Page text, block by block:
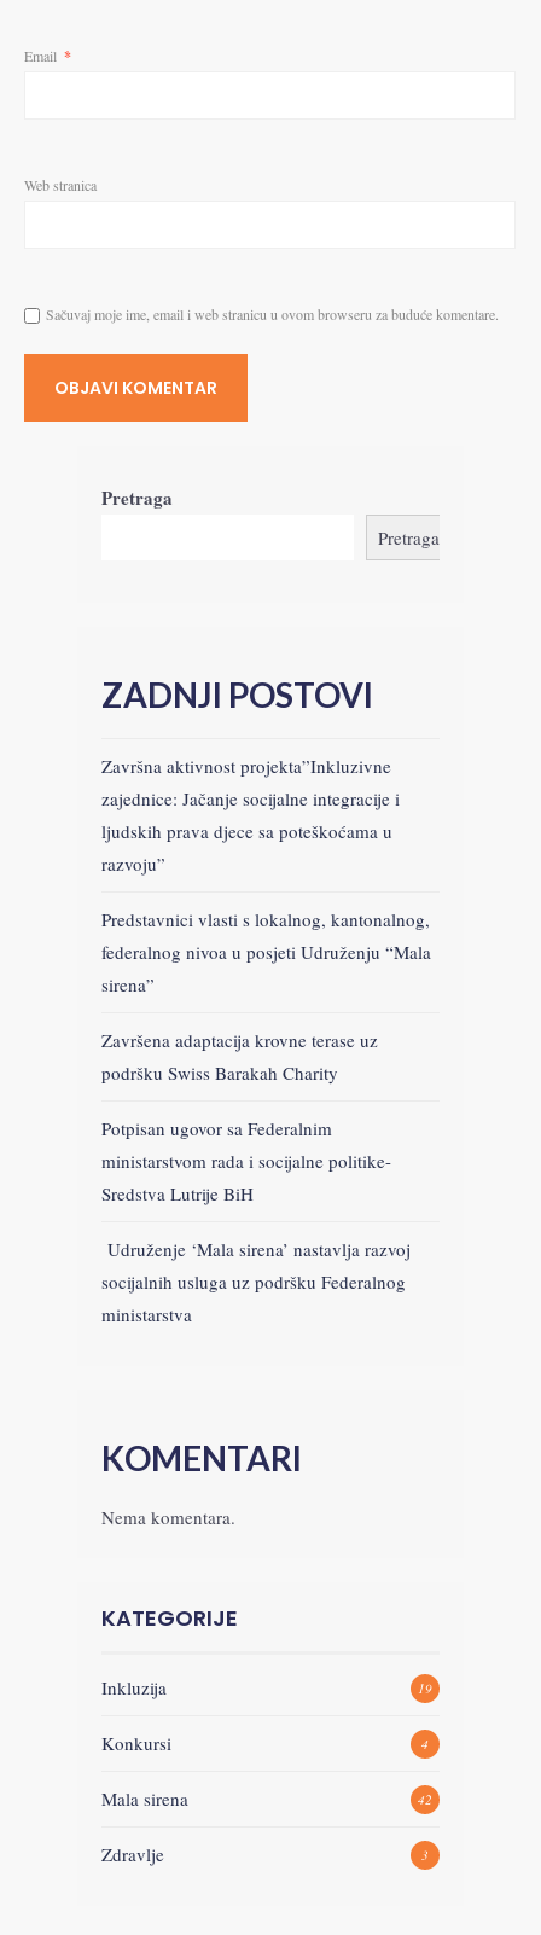
Email *
Web stranica
Sačuvaj moje ime, email i web stranicu u ovom browseru za buduće komentare.
Pretraga
Pretraga
ZADNJI POSTOVI
Završna aktivnost projekta”Inkluzivne
zajednice: Jačanje socijalne integracije i
ljudskih prava djece sa poteškoćama u
razvoju”
Predstavnici vlasti s lokalnog, kantonalnog,
federalnog nivoa u posjeti Udruženju “Mala
sirena”
Završena adaptacija krovne terase uz
podršku Swiss Barakah Charity
Potpisan ugovor sa Federalnim
ministarstvom rada i socijalne politike-
Sredstva Lutrije BiH
Udruženje ‘Mala sirena’ nastavlja razvoj
socijalnih usluga uz podršku Federalnog
ministarstva
KOMENTARI
Nema komentara.
KATEGORIJE
Inkluzija 19
Konkursi 4
Mala sirena 42
Zdravlje 3